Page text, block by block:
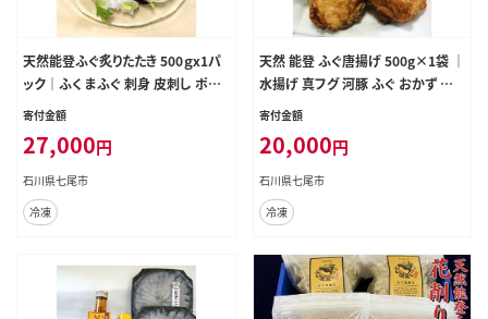
天然能登ふぐ炙りたたき 500ｇx1パ
ック｜ふく まふぐ 刺身 皮刺し ポン
酢ヒレ ふぐ 石川県 国産 七尾市 旬
月上旬頃より順次発送予定
寄付金額
27,000円
石川県七尾市
冷凍
天然 能登 ふぐ唐揚げ 500g×1袋 ｜
水揚げ 真フグ 河豚 ふぐ おかず 副
菜 おつまみ 肴 食品 通販 返礼品 ギ
発送不可 ※2026年9月より順次発
送予定
寄付金額
20,000円
石川県七尾市
冷凍